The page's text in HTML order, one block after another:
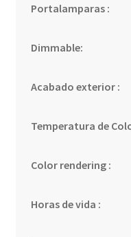
Portalamparas :
Dimmable:
Acabado exterior :
Temperatura de
Color rendering :
Horas de vida :